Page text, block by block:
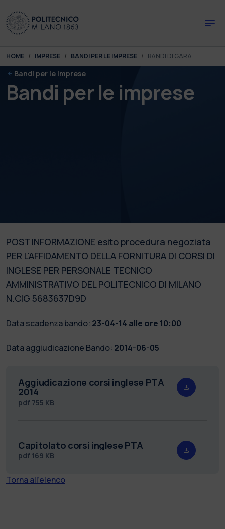
You are here:
HOME IMPRESE BANDI PER LE IMPRESE BANDI DI GARA
Bandi per le imprese
Bandi per le imprese
POST INFORMAZIONE esito procedura negoziata
PER L'AFFIDAMENTO DELLA FORNITURA DI CORSI DI
INGLESE PER PERSONALE TECNICO
AMMINISTRATIVO DEL POLITECNICO DI MILANO
N.CIG 5683637D9D
Data scadenza bando: 23-04-14 alle ore 10:00
Data aggiudicazione Bando: 2014-06-05
Aggiudicazione corsi inglese PTA
2014
pdf 755 KB
Capitolato corsi inglese PTA
pdf 169 KB
Torna all'elenco